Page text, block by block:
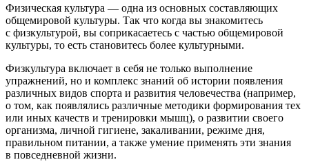
Физическая культура — одна из основных составляющих
общемировой культуры. Так что когда вы знакомитесь
с физкультурой, вы соприкасаетесь с частью общемировой
культуры, то есть становитесь более культурными.
Физкультура включает в себя не только выполнение
упражнений, но и комплекс знаний об истории появления
различных видов спорта и развития человечества (например,
о том, как появлялись различные методики формирования тех
или иных качеств и тренировки мышц), о развитии своего
организма, личной гигиене, закаливании, режиме дня,
правильном питании, а также умение применять эти знания
в повседневной жизни.